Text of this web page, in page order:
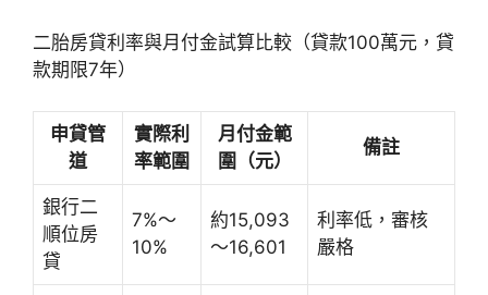
二胎房貸利率與月付金試算比較（貸款100萬元，貸
款期限7年）
申貸管
道
實際利
率範圍
月付金範
圍（元）
備註
銀行二
順位房
貸
7%～
10%
約15,093
～16,601
利率低，審核
嚴格